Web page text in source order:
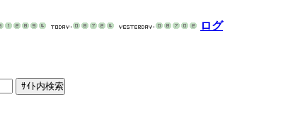
ログ